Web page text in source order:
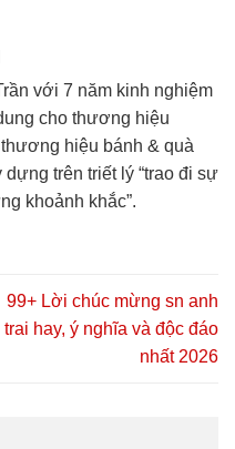
với 7 năm kinh nghiệm
cho thương hiệu
thương hiệu bánh & quà
trên triết lý “trao đi sự
khoảnh khắc”.
99+ Lời chúc mừng sn anh
trai hay, ý nghĩa và độc đáo
nhất 2026